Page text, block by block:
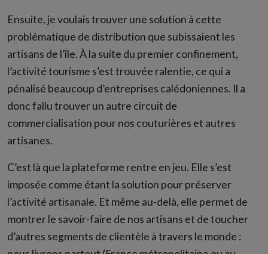
Ensuite, je voulais trouver une solution à cette
problématique de distribution que subissaient les
artisans de l’île. À la suite du premier confinement,
l’activité tourisme s’est trouvée ralentie, ce qui a
pénalisé beaucoup d’entreprises calédoniennes. Il a
donc fallu trouver un autre circuit de
commercialisation pour nos couturières et autres
artisanes.
C’est là que la plateforme rentre en jeu. Elle s’est
imposée comme étant la solution pour préserver
l’activité artisanale. Et même au-delà, elle permet de
montrer le savoir-faire de nos artisans et de toucher
d’autres segments de clientèle à travers le monde :